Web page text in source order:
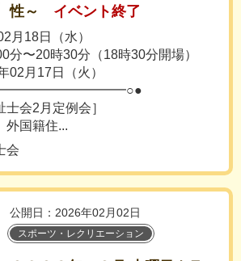
性～
イベント終了
月18日（水）
分〜20時30分（18時30分開場）
02月17日（火）
士会2月定例会］
外国籍住...
会
公開日：2026年02月02日
スポーツ・レクリエーション